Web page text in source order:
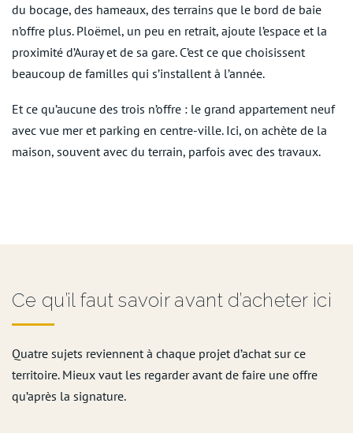
du bocage, des hameaux, des terrains que le bord de baie
n’offre plus. Ploëmel, un peu en retrait, ajoute l’espace et la
proximité d’Auray et de sa gare. C’est ce que choisissent
beaucoup de familles qui s’installent à l’année.
Et ce qu’aucune des trois n’offre : le grand appartement neuf
avec vue mer et parking en centre-ville. Ici, on achète de la
maison, souvent avec du terrain, parfois avec des travaux.
Ce qu’il faut savoir avant d’acheter ici
Quatre sujets reviennent à chaque projet d’achat sur ce
territoire. Mieux vaut les regarder avant de faire une offre
qu’après la signature.